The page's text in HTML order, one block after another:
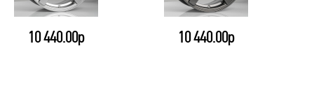
10 440.00р 10 440.00р